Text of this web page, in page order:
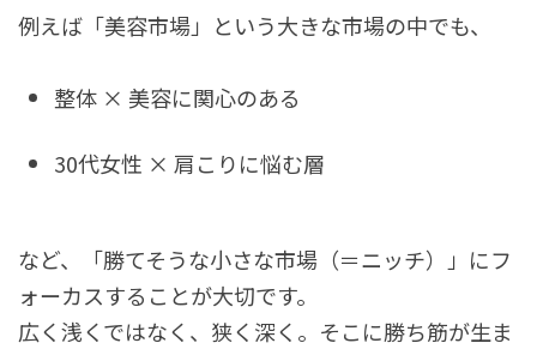
例えば「美容市場」という大きな市場の中でも、
整体 × 美容に関心のある
30代女性 × 肩こりに悩む層
など、「勝てそうな小さな市場（＝ニッチ）」にフ
ォーカスすることが大切です。
広く浅くではなく、狭く深く。そこに勝ち筋が生ま